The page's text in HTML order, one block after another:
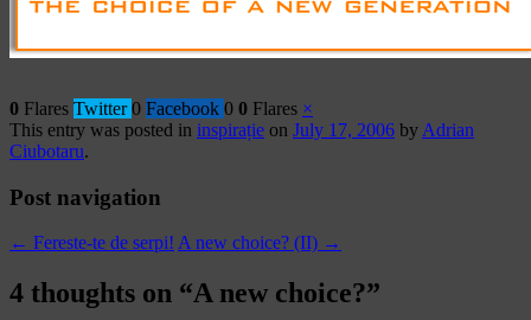
0 Flares Twitter 0 Facebook 0 0 Flares ×
This entry was posted in inspirație on July 17, 2006 by Adrian
Ciubotaru.
Post navigation
← Fereste-te de serpi! A new choice? (II) →
4 thoughts on “A new choice?”